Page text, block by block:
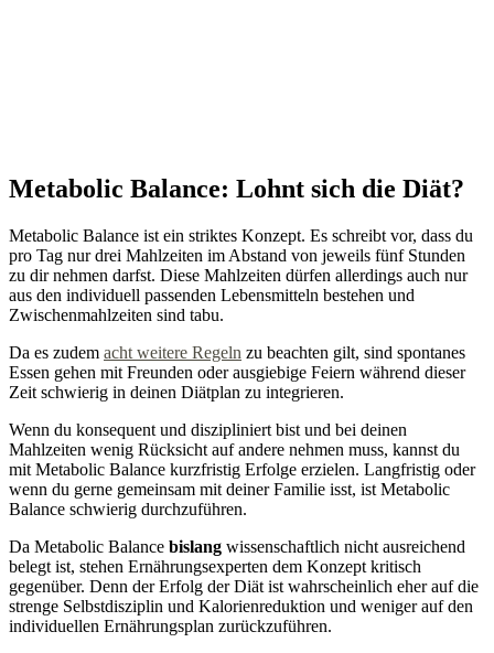
Metabolic Balance: Lohnt sich die Diät?
Metabolic Balance ist ein striktes Konzept. Es schreibt vor, dass du
pro Tag nur drei Mahlzeiten im Abstand von jeweils fünf Stunden
zu dir nehmen darfst. Diese Mahlzeiten dürfen allerdings auch nur
aus den individuell passenden Lebensmitteln bestehen und
Zwischenmahlzeiten sind tabu.
Da es zudem acht weitere Regeln zu beachten gilt, sind spontanes
Essen gehen mit Freunden oder ausgiebige Feiern während dieser
Zeit schwierig in deinen Diätplan zu integrieren.
Wenn du konsequent und diszipliniert bist und bei deinen
Mahlzeiten wenig Rücksicht auf andere nehmen muss, kannst du
mit Metabolic Balance kurzfristig Erfolge erzielen. Langfristig oder
wenn du gerne gemeinsam mit deiner Familie isst, ist Metabolic
Balance schwierig durchzuführen.
Da Metabolic Balance bislang wissenschaftlich nicht ausreichend
belegt ist, stehen Ernährungsexperten dem Konzept kritisch
gegenüber. Denn der Erfolg der Diät ist wahrscheinlich eher auf die
strenge Selbstdisziplin und Kalorienreduktion und weniger auf den
individuellen Ernährungsplan zurückzuführen.